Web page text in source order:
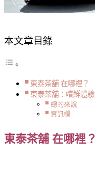
Appetising
Food
Dong
Tai
本文章目錄
東泰茶舖 在哪裡？
東泰茶舖：嚐鮮體驗
總的來說
資訊欄
東泰茶舖 在哪裡？